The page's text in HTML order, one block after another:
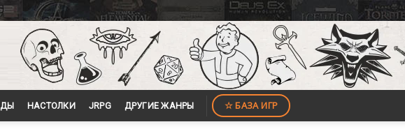
НАСТОЛКИ JRPG ДРУГИЕ ЖАНРЫ ☆ БАЗА ИГР